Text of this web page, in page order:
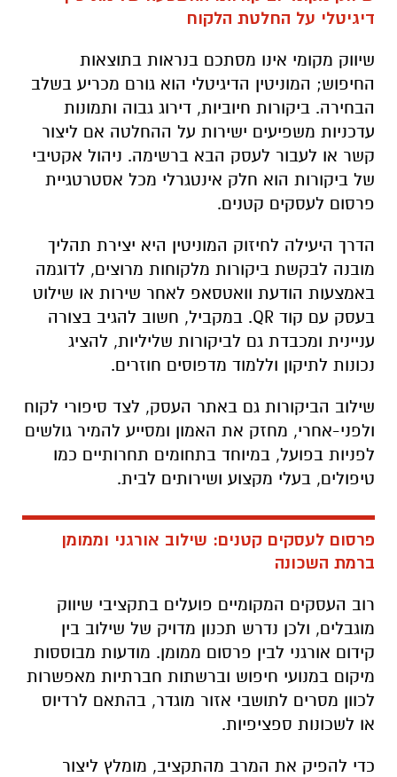
דיגיטלי על החלטת הלקוח
שיווק מקומי אינו מסתכם בנראות בתוצאות
החיפוש; המוניטין הדיגיטלי הוא גורם מכריע בשלב
הבחירה. ביקורות חיוביות, דירוג גבוה ותמונות
עדכניות משפיעים ישירות על ההחלטה אם ליצור
קשר או לעבור לעסק הבא ברשימה. ניהול אקטיבי
של ביקורות הוא חלק אינטגרלי מכל אסטרטגיית
פרסום לעסקים קטנים.
הדרך היעילה לחיזוק המוניטין היא יצירת תהליך
מובנה לבקשת ביקורות מלקוחות מרוצים, לדוגמה
באמצעות הודעת וואטסאפ לאחר שירות או שילוט
בעסק עם קוד QR. במקביל, חשוב להגיב בצורה
עניינית ומכבדת גם לביקורות שליליות, להציג
נכונות לתיקון וללמוד מדפוסים חוזרים.
שילוב הביקורות גם באתר העסק, לצד סיפורי לקוח
ולפני-אחרי, מחזק את האמון ומסייע להמיר גולשים
לפניות בפועל, במיוחד בתחומים תחרותיים כמו
טיפולים, בעלי מקצוע ושירותים לבית.
פרסום לעסקים קטנים: שילוב אורגני וממומן
ברמת השכונה
רוב העסקים המקומיים פועלים בתקציבי שיווק
מוגבלים, ולכן נדרש תכנון מדויק של שילוב בין
קידום אורגני לבין פרסום ממומן. מודעות מבוססות
מיקום במנועי חיפוש וברשתות חברתיות מאפשרות
לכוון מסרים לתושבי אזור מוגדר, בהתאם לרדיוס
או לשכונות ספציפיות.
כדי להפיק את המרב מהתקציב, מומלץ ליצור